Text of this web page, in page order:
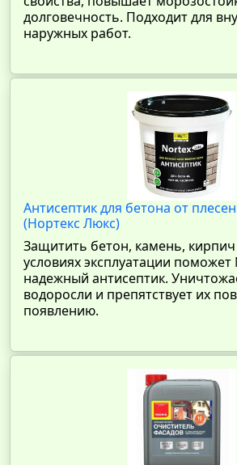
долговечность. Подходит для
наружных работ.
Антисептик для бетона от
(Нортекс Люкс)
Защитить бетон, камень, кирпич
условиях эксплуатации поможет
надежный антисептик.
водоросли и препятствует их
появлению.